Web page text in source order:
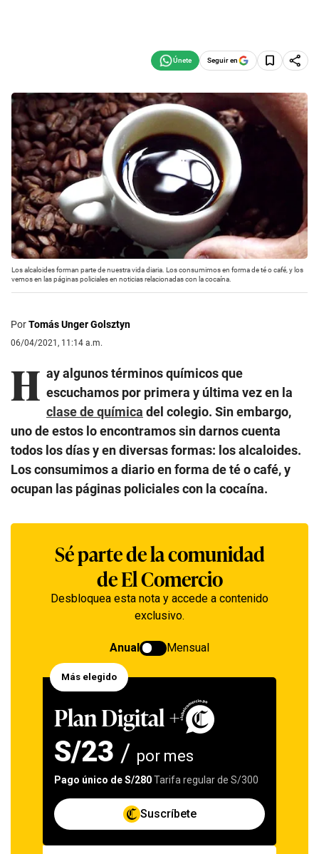
Seguir en
Los alcaloides forman parte de nuestra vida diaria. Los consumimos en forma de té o café, y los
vemos en las páginas policiales en noticias relacionadas con la cocaína.
PorTomás Unger Golsztyn
06/04/2021, 11:14 a.m.
H ay algunos términos químicos que
escuchamos por primera y última vez en la
clase de química del colegio. Sin embargo,
uno de estos lo encontramos sin darnos cuenta
todos los días y en diversas formas: los alcaloides.
Los consumimos a diario en forma de té o café, y
ocupan las páginas policiales con la cocaína.